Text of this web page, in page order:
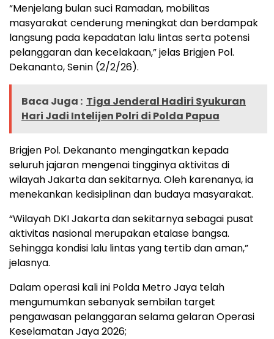
“Menjelang bulan suci Ramadan, mobilitas
masyarakat cenderung meningkat dan berdampak
langsung pada kepadatan lalu lintas serta potensi
pelanggaran dan kecelakaan,” jelas Brigjen Pol.
Dekananto, Senin (2/2/26).
Baca Juga : Tiga Jenderal Hadiri Syukuran
Hari Jadi Intelijen Polri di Polda Papua
Brigjen Pol. Dekananto mengingatkan kepada
seluruh jajaran mengenai tingginya aktivitas di
wilayah Jakarta dan sekitarnya. Oleh karenanya, ia
menekankan kedisiplinan dan budaya masyarakat.
“Wilayah DKI Jakarta dan sekitarnya sebagai pusat
aktivitas nasional merupakan etalase bangsa.
Sehingga kondisi lalu lintas yang tertib dan aman,”
jelasnya.
Dalam operasi kali ini Polda Metro Jaya telah
mengumumkan sebanyak sembilan target
pengawasan pelanggaran selama gelaran Operasi
Keselamatan Jaya 2026;